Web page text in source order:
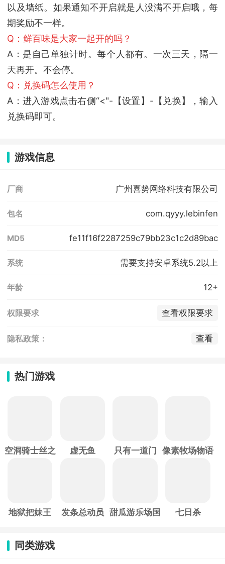
以及墙纸。如果通知不开启就是人没满不开启哦，每
期奖励不一样。
Q：鲜百味是大家一起开的吗？
A：是自己单独计时。每个人都有。一次三天，隔一
天再开。不会停。
Q：兑换码怎么使用？
A：进入游戏点击右侧“<"-【设置】-【兑换】，输入
兑换码即可。
游戏信息
厂商 广州喜势网络科技有限公司
包名 com.qyyy.lebinfen
MD5 fe11f16f2287259c79bb23c1c2d89bac
系统 需要支持安卓系统5.2以上
年龄 12+
权限要求 查看权限要求
隐私政策： 查看
热门游戏
空洞骑士丝之
虚无鱼 只有一道门 像素牧场物语
地狱把妹王 发条总动员
甜瓜游乐场国
七日杀
同类游戏